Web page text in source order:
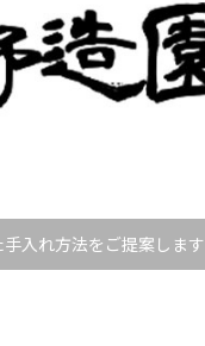
入れ方法をご提案します